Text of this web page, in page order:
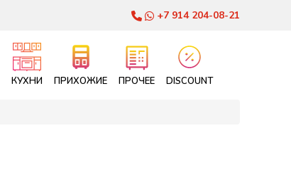
+7 914 204-08-21
КУХНИ ПРИХОЖИЕ ПРОЧЕЕ DISCOUNT